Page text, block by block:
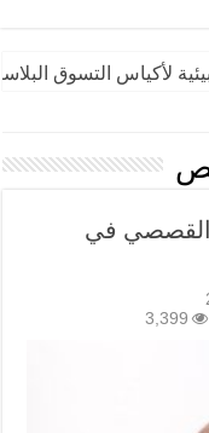
لأكياس التسوق
القصصي في
3,399